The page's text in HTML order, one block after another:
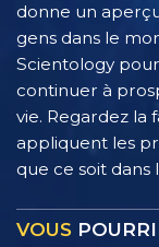
donne un
gens dans le
Scientology
continuer à
vie. Regardez la
appliquent les
que ce soit dans
VOUS